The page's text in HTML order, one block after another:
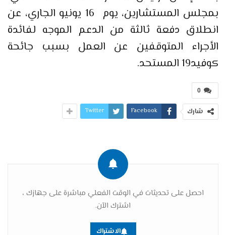
بمجلس المستشارين، يوم 16 يونيو الجاري، عن
انطلاق دفعة ثالثة من الدعم الموجه لفائدة
الأجراء المتوقفين عن العمل بسبب جائحة
كوفيد19 المستحد.
0
شارك Facebook
Twitter
احصل على تحديثات في الوقت الفعلي مباشرة على جهازك ،
اشترك الآن.
الاشتراك